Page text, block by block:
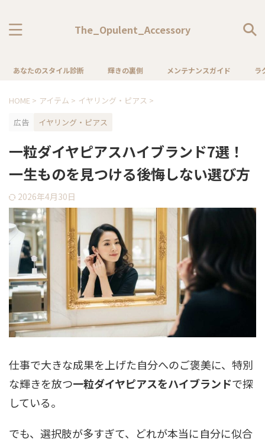
The_Opulent_Accessory
あなたのスタイル診断 輝きの裏側 メンテナンスガイド ラ
HOME > アイテム > イヤリング・ピアス >
広告
イヤリング・ピアス
一粒ダイヤピアスハイブランド7選！
一生ものを見つける後悔しない選び方
2026年4月30日
仕事で大きな成果を上げた自分へのご褒美に、特別
な輝きを放つ一粒ダイヤピアスをハイブランドで探
している。
でも、選択肢が多すぎて、どれが本当に自分に似合